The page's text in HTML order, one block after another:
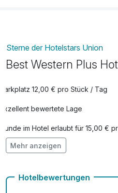
Sterne der Hotelstars Union
Best Western Plus
Parkplatz 12,00 € pro Stück / Tag
Exzellent bewertete Lage
Hunde im Hotel erlaubt für 15,00 €
Auch vegetarische Speisen
Mehr anzeigen
Hotelbewertungen